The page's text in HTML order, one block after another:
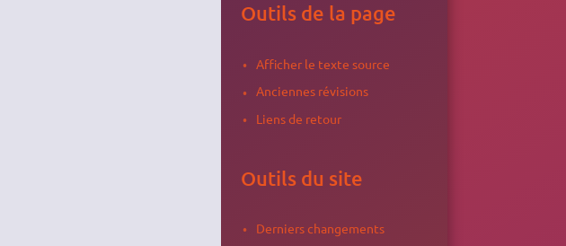
Outils de la page
Afficher le texte source
Anciennes révisions
Liens de retour
Outils du site
Derniers changements